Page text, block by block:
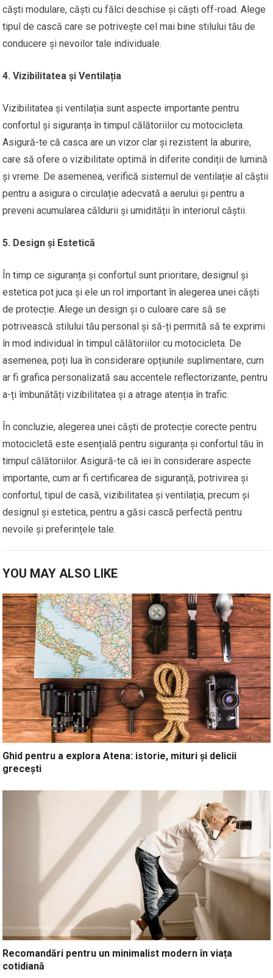
căști modulare, căști cu fălci deschise și căști off-road. Alege
tipul de cască care se potrivește cel mai bine stilului tău de
conducere și nevoilor tale individuale.
4. Vizibilitatea și Ventilația
Vizibilitatea și ventilația sunt aspecte importante pentru
confortul și siguranța în timpul călătoriilor cu motocicleta.
Asigură-te că casca are un vizor clar și rezistent la aburire,
care să ofere o vizibilitate optimă în diferite condiții de lumină
și vreme. De asemenea, verifică sistemul de ventilație al căștii
pentru a asigura o circulație adecvată a aerului și pentru a
preveni acumularea căldurii și umidității în interiorul căștii.
5. Design și Estetică
În timp ce siguranța și confortul sunt prioritare, designul și
estetica pot juca și ele un rol important în alegerea unei căști
de protecție. Alege un design și o culoare care să se
potrivească stilului tău personal și să-ți permită să te exprimi
în mod individual în timpul călătoriilor cu motocicleta. De
asemenea, poți lua în considerare opțiunile suplimentare, cum
ar fi grafica personalizată sau accentele reflectorizante, pentru
a-ți îmbunătăți vizibilitatea și a atrage atenția în trafic.
În concluzie, alegerea unei căști de protecție corecte pentru
motocicletă este esențială pentru siguranța și confortul tău în
timpul călătoriilor. Asigură-te că iei în considerare aspecte
importante, cum ar fi certificarea de siguranță, potrivirea și
confortul, tipul de casă, vizibilitatea și ventilația, precum și
designul și estetica, pentru a găsi cască perfectă pentru
nevoile și preferințele tale.
YOU MAY ALSO LIKE
Ghid pentru a explora Atena: istorie, mituri și delicii
grecești
Recomandări pentru un minimalist modern în viața
cotidiană